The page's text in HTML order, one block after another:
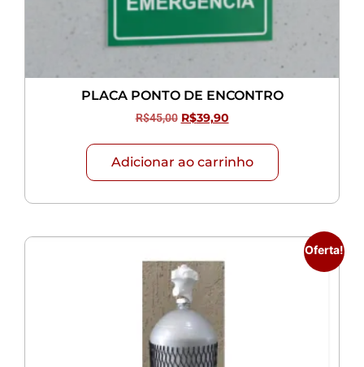
PLACA PONTO DE ENCONTRO
R$45,00 R$39,90
Adicionar ao carrinho
Oferta!